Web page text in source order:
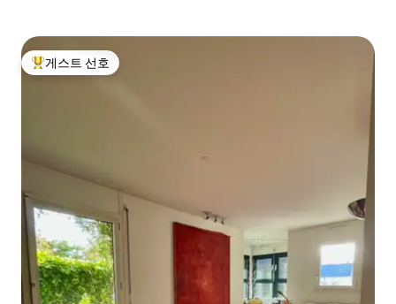
상위 게스트 선호
게스트 선호